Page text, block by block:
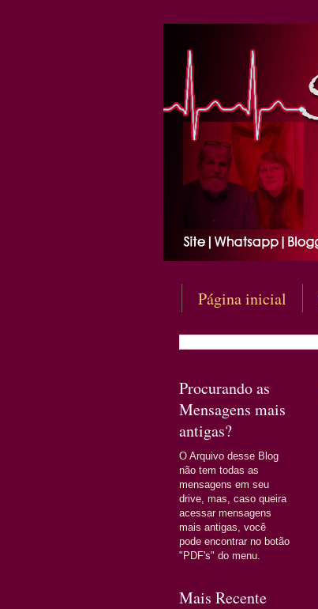
Página inicial
Procurando as
Mensagens mais
antigas?
O Arquivo desse Blog
não tem todas as
mensagens em seu
drive, mas, caso queira
acessar mensagens
mais antigas, você
pode encontrar no botão
"PDF's" do menu.
Mais Recente